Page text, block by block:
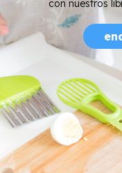
con nuestros